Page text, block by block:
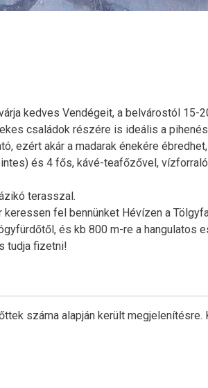
kedves Vendégeit, a belvárostól 15-
családok részére is ideális a
ezért akár a madarak énekére
és 4 fős, kávé-teafőzővel,
terasszal.
fel bennünket Hévízen a
és kb 800 m-re a hangulatos
tudja fizetni!
száma alapján került megjelenítésre.